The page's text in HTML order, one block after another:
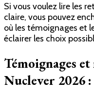
Si vous voulez lire les
claire, vous pouvez
où les témoignages et
éclairer les choix
Témoignages
Nuclever 2026 :